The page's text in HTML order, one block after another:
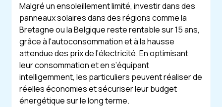
Malgré un ensoleillement limité, investir dans des
panneaux solaires dans des régions comme la
Bretagne ou la Belgique reste rentable sur 15 ans,
grâce à l'autoconsommation et à la hausse
attendue des prix de l’électricité. En optimisant
leur consommation et en s’équipant
intelligemment, les particuliers peuvent réaliser de
réelles économies et sécuriser leur budget
énergétique sur le long terme.